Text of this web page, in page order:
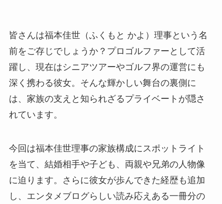
皆さんは福本佳世（ふくもと かよ）理事という名
前をご存じでしょうか？プロゴルファーとして活
躍し、現在はシニアツアーやゴルフ界の運営にも
深く携わる彼女。そんな輝かしい舞台の裏側に
は、家族の支えと知られざるプライベートが隠さ
れています。
今回は福本佳世理事の家族構成にスポットライト
を当て、結婚相手や子ども、両親や兄弟の人物像
に迫ります。さらに彼女が歩んできた経歴も追加
し、エンタメブログらしい読み応えある一冊分の